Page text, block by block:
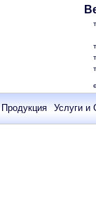
Продукция Услуги и